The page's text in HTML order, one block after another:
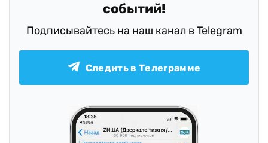
событий!
Подписывайтесь на наш канал в Telegram
Следить в Телеграмме